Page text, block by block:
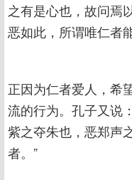
之有是心也，故问焉
恶如此，所谓唯仁者
正因为仁者爱人，希
流的行为。孔子又说
紫之夺朱也，恶郑声
者。”